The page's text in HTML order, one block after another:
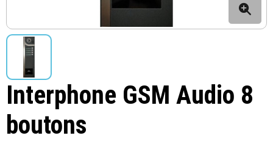
Interphone GSM Audio 8
boutons